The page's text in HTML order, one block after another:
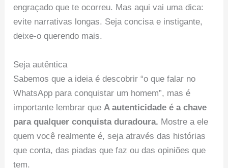
engraçado que te ocorreu. Mas aqui vai uma dica:
evite narrativas longas. Seja concisa e instigante,
deixe-o querendo mais.
Seja autêntica
Sabemos que a ideia é descobrir “o que falar no
WhatsApp para conquistar um homem”, mas é
importante lembrar que A autenticidade é a chave
para qualquer conquista duradoura. Mostre a ele
quem você realmente é, seja através das histórias
que conta, das piadas que faz ou das opiniões que
tem.